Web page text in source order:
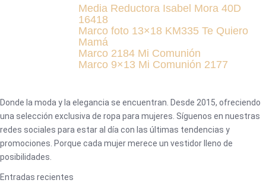
Media Reductora Isabel Mora 40D
16418
Marco foto 13×18 KM335 Te Quiero
Mamá
Marco 2184 Mi Comunión
Marco 9×13 Mi Comunión 2177
Donde la moda y la elegancia se encuentran. Desde 2015, ofreciendo
una selección exclusiva de ropa para mujeres. Síguenos en nuestras
redes sociales para estar al día con las últimas tendencias y
promociones. Porque cada mujer merece un vestidor lleno de
posibilidades.
Entradas recientes